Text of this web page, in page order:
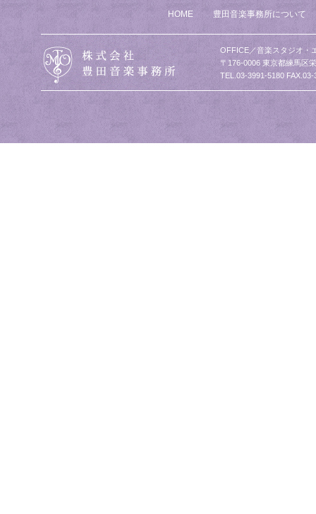
HOME 豊田音楽事務所について
OFFICE／音楽スタジオ・
〒176-0006 東京都練馬区
TEL.03-3991-5180 FAX.03-